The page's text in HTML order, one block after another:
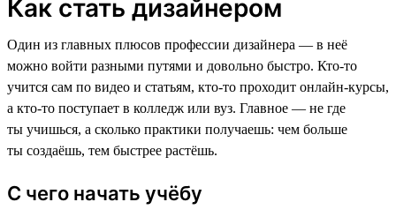
Как стать дизайнером
Один из главных плюсов профессии дизайнера — в неё
можно войти разными путями и довольно быстро. Кто-то
учится сам по видео и статьям, кто-то проходит онлайн-курсы,
а кто-то поступает в колледж или вуз. Главное — не где
ты учишься, а сколько практики получаешь: чем больше
ты создаёшь, тем быстрее растёшь.
С чего начать учёбу